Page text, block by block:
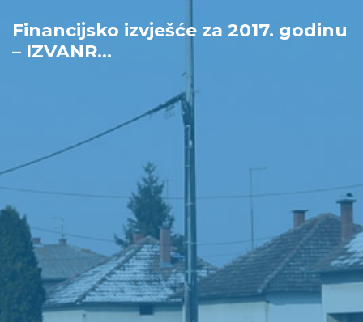
Financijsko izvješće za 2017. godinu
– IZVANR...